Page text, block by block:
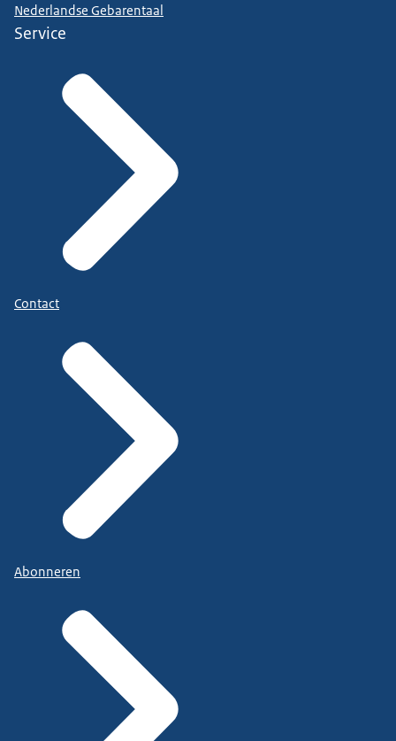
Nederlandse Gebarentaal
Service
Contact
Abonneren